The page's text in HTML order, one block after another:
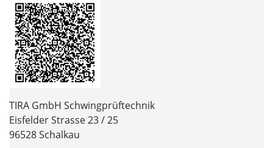
TIRA GmbH Schwingprüftechnik
Eisfelder Strasse 23 / 25
96528 Schalkau